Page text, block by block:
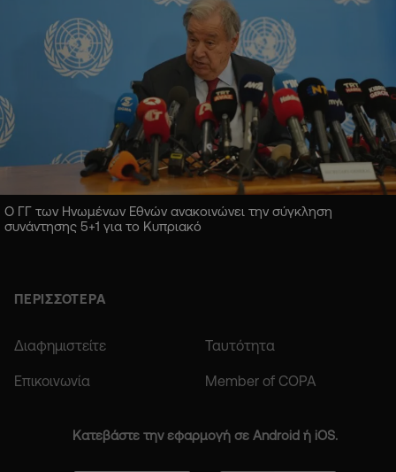
Ο ΓΓ των Ηνωμένων Εθνών ανακοινώνει την σύγκληση
συνάντησης 5+1 για το Κυπριακό
ΠΕΡΙΣΣΟΤΕΡΑ
Διαφημιστείτε Ταυτότητα
Επικοινωνία Member of COPA
Κατεβάστε την εφαρμογή σε Android ή iOS.